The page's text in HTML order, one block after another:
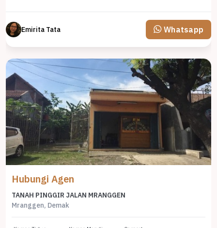
Emirita Tata Whatsapp
Hubungi Agen
TANAH PINGGIR JALAN MRANGGEN
Mranggen, Demak